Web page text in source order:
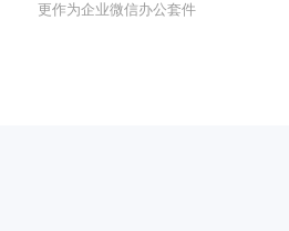
更作为企业微信办公套件